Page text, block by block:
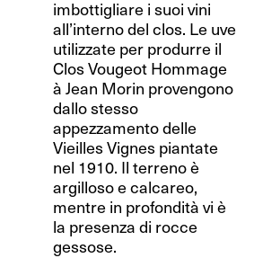
imbottigliare i suoi vini
all’interno del clos. Le uve
utilizzate per produrre il
Clos Vougeot Hommage
à Jean Morin provengono
dallo stesso
appezzamento delle
Vieilles Vignes piantate
nel 1910. Il terreno è
argilloso e calcareo,
mentre in profondità vi è
la presenza di rocce
gessose.